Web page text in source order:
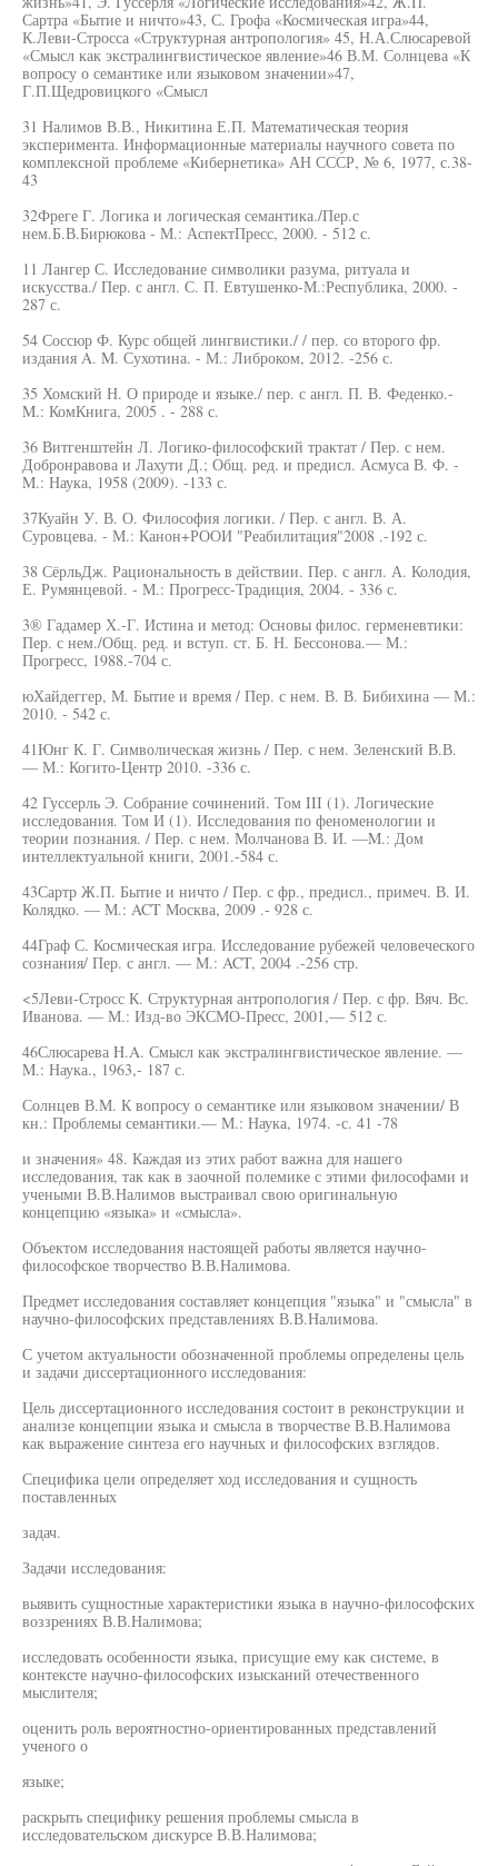
Сартра «Бытие и ничто»43, С. Грофа «Космическая игра»44,
К.Леви-Стросса «Структурная антропология» 45, Н.А.Слюсаревой
«Смысл как экстралингвистическое явление»46 В.М. Солнцева «К
вопросу о семантике или языковом значении»47,
Г.П.Щедровицкого «Смысл
31 Налимов В.В., Никитина Е.П. Математическая теория
эксперимента. Информационные материалы научного совета по
комплексной проблеме «Кибернетика» АН СССР, № 6, 1977, с.38-
43
32Фреге Г. Логика и логическая семантика./Пер.с
нем.Б.В.Бирюкова - М.: АспектПресс, 2000. - 512 с.
11 Лангер С. Исследование символики разума, ритуала и
искусства./ Пер. с англ. С. П. Евтушенко-М.:Республика, 2000. -
287 с.
54 Соссюр Ф. Курс общей лингвистики./ / пер. со второго фр.
издания A. M. Сухотина. - М.: Либроком, 2012. -256 с.
35 Хомский Н. О природе и языке./ пер. с англ. П. В. Феденко.-
M.: КомКнига, 2005 . - 288 с.
36 Витгенштейн Л. Логико-философский трактат / Пер. с нем.
Добронравова и Лахути Д.; Общ. ред. и предисл. Асмуса В. Ф. -
M.: Наука, 1958 (2009). -133 с.
37Куайн У. В. О. Философия логики. / Пер. с англ. В. А.
Суровцева. - М.: Канон+РООИ "Реабилитация"2008 .-192 с.
38 СёрльДж. Рациональность в действии. Пер. с англ. А. Колодия,
Е. Румянцевой. - М.: Прогресс-Традиция, 2004. - 336 с.
3® Гадамер Х.-Г. Истина и метод: Основы филос. герменевтики:
Пер. с нем./Общ. ред. и вступ. ст. Б. Н. Бессонова.— М.:
Прогресс, 1988.-704 с.
юХайдеггер, М. Бытие и время / Пер. с нем. В. В. Бибихина — М.:
2010. - 542 с.
41Юнг К. Г. Символическая жизнь / Пер. с нем. Зеленский В.В.
— М.: Когито-Центр 2010. -336 с.
42 Гуссерль Э. Собрание сочинений. Том III (1). Логические
исследования. Том И (1). Исследования по феноменологии и
теории познания. / Пер. с нем. Молчанова В. И. —M.: Дом
интеллектуальной книги, 2001.-584 с.
43Сартр Ж.П. Бытие и ничто / Пер. с фр., предисл., примеч. В. И.
Колядко. — М.: ACT Москва, 2009 .- 928 с.
44Граф С. Космическая игра. Исследование рубежей человеческого
сознания/ Пер. с англ. — М.: ACT, 2004 .-256 стр.
<5Леви-Стросс К. Структурная антропология / Пер. с фр. Вяч. Вс.
Иванова. — М.: Изд-во ЭКСМО-Пресс, 2001,— 512 с.
46Слюсарева H.A. Смысл как экстралингвистическое явление. —
M.: Наука., 1963,- 187 с.
Солнцев В.М. К вопросу о семантике или языковом значении/ В
кн.: Проблемы семантики.— М.: Наука, 1974. -с. 41 -78
и значения» 48. Каждая из этих работ важна для нашего
исследования, так как в заочной полемике с этими философами и
учеными В.В.Налимов выстраивал свою оригинальную
концепцию «языка» и «смысла».
Объектом исследования настоящей работы является научно-
философское творчество В.В.Налимова.
Предмет исследования составляет концепция "языка" и "смысла" в
научно-философских представлениях В.В.Налимова.
С учетом актуальности обозначенной проблемы определены цель
и задачи диссертационного исследования:
Цель диссертационного исследования состоит в реконструкции и
анализе концепции языка и смысла в творчестве В.В.Налимова
как выражение синтеза его научных и философских взглядов.
Специфика цели определяет ход исследования и сущность
поставленных
задач.
Задачи исследования:
выявить сущностные характеристики языка в научно-философских
воззрениях В.В.Налимова;
исследовать особенности языка, присущие ему как системе, в
контексте научно-философских изысканий отечественного
мыслителя;
оценить роль вероятностно-ориентированных представлений
ученого о
языке;
раскрыть специфику решения проблемы смысла в
исследовательском дискурсе В.В.Налимова;